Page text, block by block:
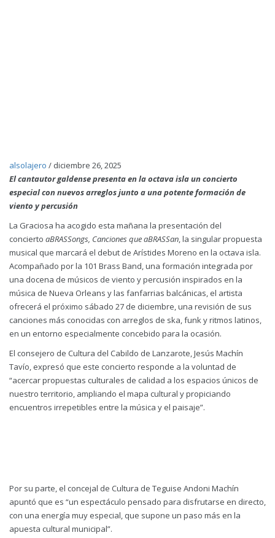
alsolajero / diciembre 26, 2025
El cantautor galdense presenta en la octava isla un concierto
especial con nuevos arreglos junto a una potente formación de
viento y percusión
La Graciosa ha acogido esta mañana la presentación del
concierto aBRASSongs, Canciones que aBRASSan, la singular propuesta
musical que marcará el debut de Arístides Moreno en la octava isla.
Acompañado por la 101 Brass Band, una formación integrada por
una docena de músicos de viento y percusión inspirados en la
música de Nueva Orleans y las fanfarrias balcánicas, el artista
ofrecerá el próximo sábado 27 de diciembre, una revisión de sus
canciones más conocidas con arreglos de ska, funk y ritmos latinos,
en un entorno especialmente concebido para la ocasión.
El consejero de Cultura del Cabildo de Lanzarote, Jesús Machín
Tavío, expresó que este concierto responde a la voluntad de
“acercar propuestas culturales de calidad a los espacios únicos de
nuestro territorio, ampliando el mapa cultural y propiciando
encuentros irrepetibles entre la música y el paisaje”.
Por su parte, el concejal de Cultura de Teguise Andoni Machín
apuntó que es “un espectáculo pensado para disfrutarse en directo,
con una energía muy especial, que supone un paso más en la
apuesta cultural municipal”.